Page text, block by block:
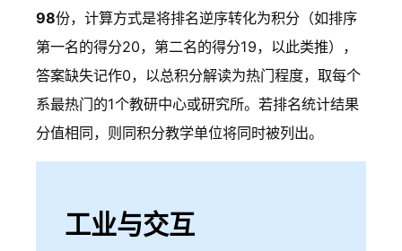
98份，计算方式是将排名逆序转化为积分（如排序
第一名的得分20，第二名的得分19，以此类推），
答案缺失记作0，以总积分解读为热门程度，取每个
系最热门的1个教研中心或研究所。若排名统计结果
分值相同，则同积分教学单位将同时被列出。
工业与交互